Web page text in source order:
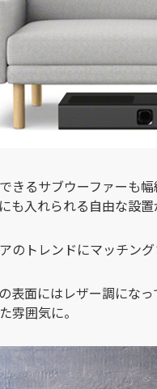
きるサブウーファーも
も入れられる自由な設置
のトレンドにマッチン
表面にはレザー調になっ
雰囲気に。